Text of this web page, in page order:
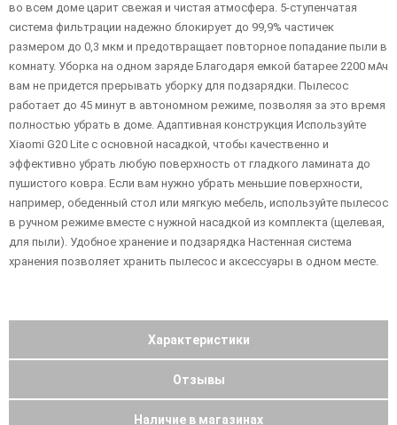
во всем доме царит свежая и чистая атмосфера. 5-ступенчатая
система фильтрации надежно блокирует до 99,9% частичек
размером до 0,3 мкм и предотвращает повторное попадание пыли в
комнату. Уборка на одном заряде Благодаря емкой батарее 2200 мАч
вам не придется прерывать уборку для подзарядки. Пылесос
работает до 45 минут в автономном режиме, позволяя за это время
полностью убрать в доме. Адаптивная конструкция Используйте
Xiaomi G20 Lite с основной насадкой, чтобы качественно и
эффективно убрать любую поверхность от гладкого ламината до
пушистого ковра. Если вам нужно убрать меньшие поверхности,
например, обеденный стол или мягкую мебель, используйте пылесос
в ручном режиме вместе с нужной насадкой из комплекта (щелевая,
для пыли). Удобное хранение и подзарядка Настенная система
хранения позволяет хранить пылесос и аксессуары в одном месте.
Характеристики
Отзывы
Наличие в магазинах